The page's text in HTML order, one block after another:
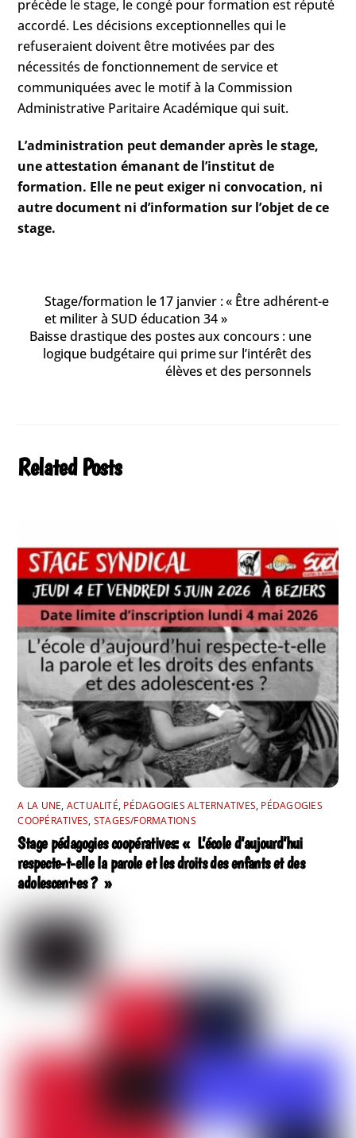
précède le stage, le congé pour formation est réputé
accordé. Les décisions exceptionnelles qui le
refuseraient doivent être motivées par des
nécessités de fonctionnement de service et
communiquées avec le motif à la Commission
Administrative Paritaire Académique qui suit.
L’administration peut demander après le stage,
une attestation émanant de l’institut de
formation. Elle ne peut exiger ni convocation, ni
autre document ni d’information sur l’objet de ce
stage.
Stage/formation le 17 janvier : « Être adhérent-e
et militer à SUD éducation 34 »
Baisse drastique des postes aux concours : une
logique budgétaire qui prime sur l’intérêt des
élèves et des personnels
Related Posts
A LA UNE, ACTUALITÉ, PÉDAGOGIES ALTERNATIVES, PÉDAGOGIES
COOPÉRATIVES, STAGES/FORMATIONS
Stage pédagogies coopératives: « L’école d’aujourd’hui
respecte-t-elle la parole et les droits des enfants et des
adolescent·es ? »